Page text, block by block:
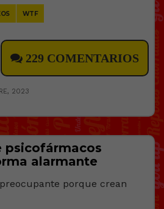
WTF
229 COMENTARIOS
2023
psicofármacos
alarmante
porque crean